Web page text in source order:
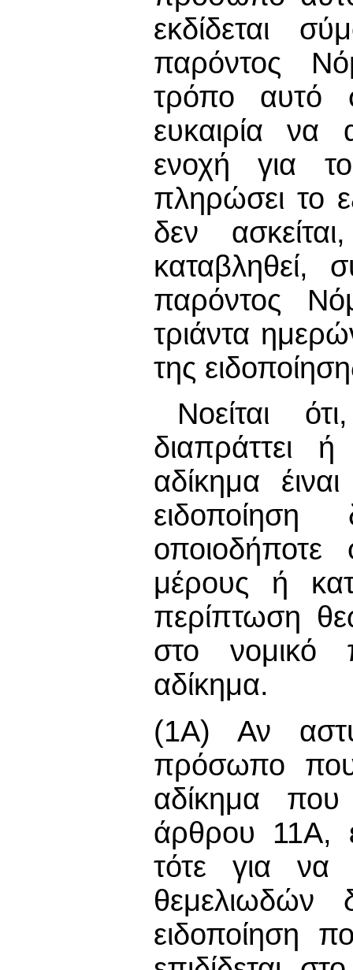
εκδίδεται
παρόντος
τρόπο αυτό
ευκαιρία να
ενοχή για
πληρώσει το
δεν
καταβληθεί,
παρόντος
τριάντα
της
Νοείται
διαπράττει
αδίκημα
μέρους ή
περίπτωση
στο νομικό
αδίκημα.
(1Α) Αν
πρόσωπο που
αδίκημα που
άρθρου 11Α,
τότε για να
θεμελιωδών
ειδοποίηση